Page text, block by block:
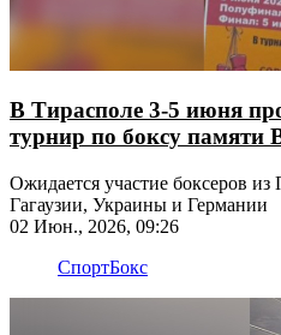
В Тирасполе 3-5 июня
турнир по боксу памяти
Ожидается участие боксеров
Гагаузии, Украины и Германии
02 Июн., 2026, 09:26
СпортБокс